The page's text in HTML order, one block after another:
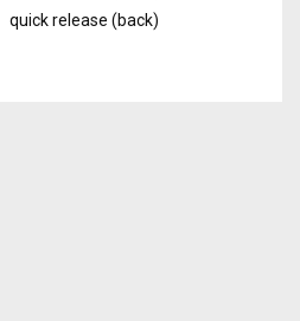
quick release (back)